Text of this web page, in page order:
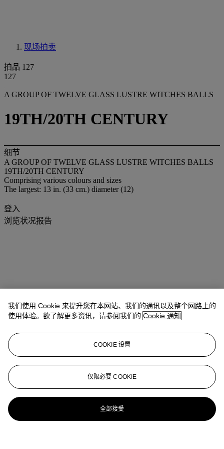
现场拍卖
拍品 127
127
A GROUP OF TWELVE GLASS LUSTRE WITCHES BALLS
19TH/20TH CENTURY
细节
A GROUP OF TWELVE GLASS LUSTRE WITCHES BALLS
19TH/20TH CENTURY
Comprising various colours and sizes
The largest: 13 in. (33 cm.) diameter (12)
登入
浏览状况报告
我们使用 Cookie 来提升您在本网站、我们的通讯以及整个网路上的
使用体验。欲了解更多资讯，请参阅我们的 Cookie 通知
COOKIE 设置
仅限必要 COOKIE
全部接受